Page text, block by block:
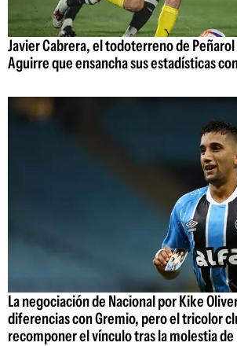
Javier Cabrera, el todoterreno de
Aguirre que ensancha sus estadísticas
La negociación de Nacional por Kike
diferencias con Gremio, pero el tricolor
recomponer el vínculo tras la molestia de